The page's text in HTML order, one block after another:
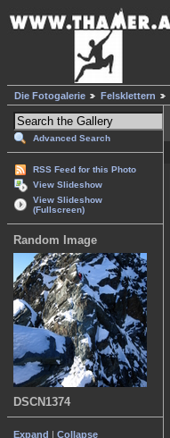
Die Fotogalerie Felsklettern
Advanced Search
RSS Feed for this Photo
View Slideshow
View Slideshow
(Fullscreen)
Random Image
DSCN1374
Expand
Collapse